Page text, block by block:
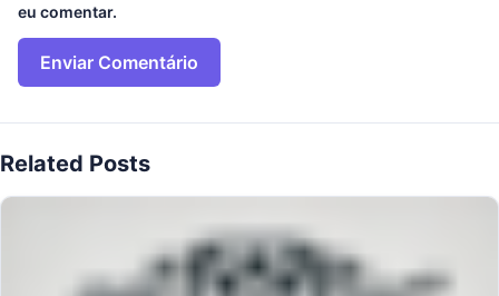
eu comentar.
Related Posts